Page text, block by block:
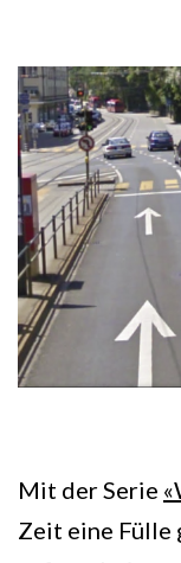
Mit der Serie
Zeit eine Fülle